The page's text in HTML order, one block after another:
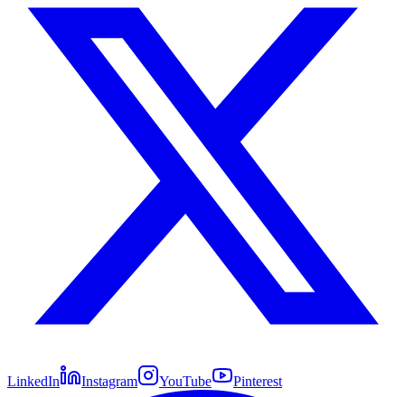
LinkedIn Instagram YouTube Pinterest